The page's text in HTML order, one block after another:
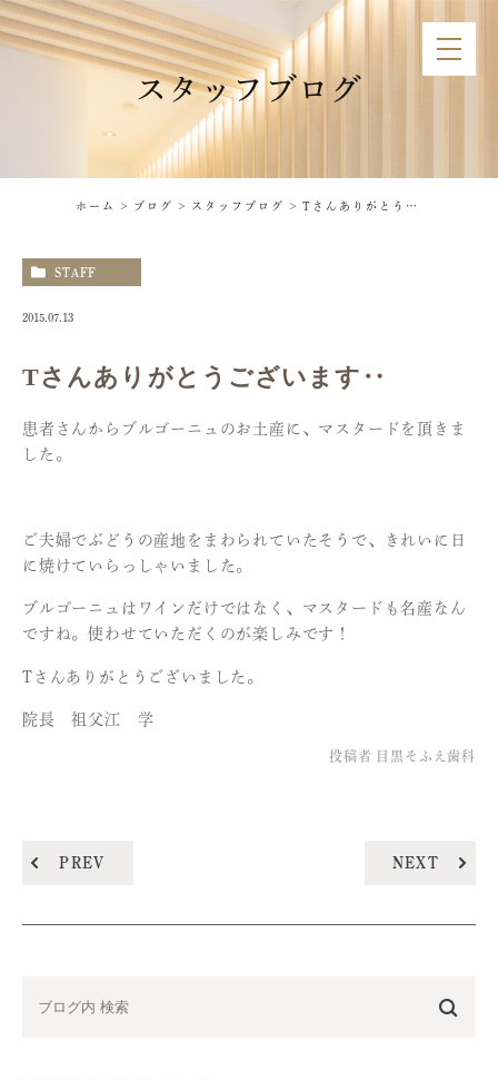
スタッフブログ
ホーム ブログ スタッフブログ Tさんありがとうございます‥
STAFF
2015.07.13
Tさんありがとうございます‥
患者さんからブルゴーニュのお土産に、マスタードを頂きま
した。
ご夫婦でぶどうの産地をまわられていたそうで、きれいに日
に焼けていらっしゃいました。
ブルゴーニュはワインだけではなく、マスタードも名産なん
ですね。使わせていただくのが楽しみです！
Tさんありがとうございました。
院長 祖父江 学
投稿者 目黒そふえ歯科
PREV NEXT